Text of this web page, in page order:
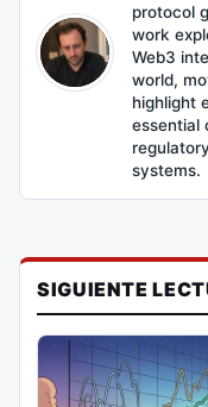
protocol
work
Web3
world,
highlight
essential
systems.
SIGUIENTE